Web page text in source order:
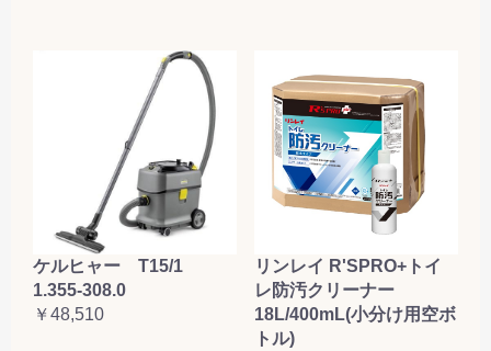
ケルヒャー T15/1
1.355-308.0
￥48,510
リンレイ R'SPRO+トイ
レ防汚クリーナー
18L/400mL(小分け用空ボ
トル)